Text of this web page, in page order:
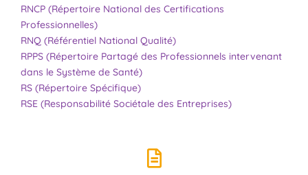
RNCP (Répertoire National des Certifications
Professionnelles)
RNQ (Référentiel National Qualité)
RPPS (Répertoire Partagé des Professionnels intervenant
dans le Système de Santé)
RS (Répertoire Spécifique)
RSE (Responsabilité Sociétale des Entreprises)